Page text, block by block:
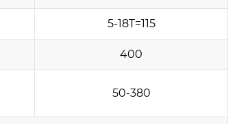
5-18T=115
400
50-380